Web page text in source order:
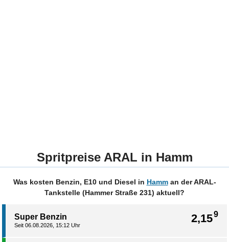
Spritpreise ARAL in Hamm
Was kosten Benzin, E10 und Diesel in Hamman der ARAL-
Tankstelle (Hammer Straße 231) aktuell?
2,159
Super Benzin
Seit 06.08.2026, 15:12 Uhr